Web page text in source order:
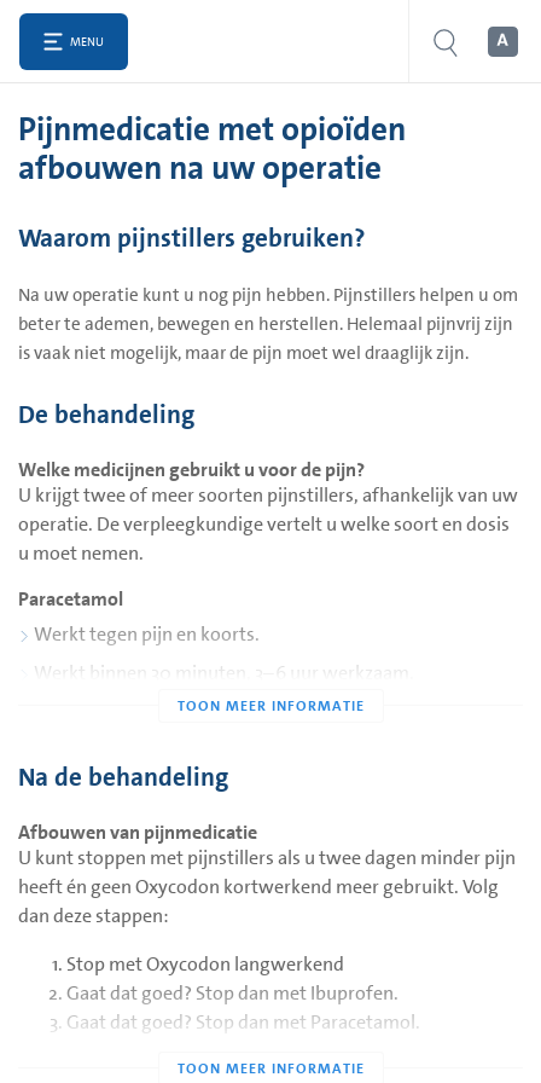
MENU
Pijnmedicatie met opioïden
afbouwen na uw operatie
Waarom pijnstillers gebruiken?
Na uw operatie kunt u nog pijn hebben. Pijnstillers helpen u om
beter te ademen, bewegen en herstellen. Helemaal pijnvrij zijn
is vaak niet mogelijk, maar de pijn moet wel draaglijk zijn.
De behandeling
Welke medicijnen gebruikt u voor de pijn?
U krijgt twee of meer soorten pijnstillers, afhankelijk van uw
operatie. De verpleegkundige vertelt u welke soort en dosis
u moet nemen.
Paracetamol
Werkt tegen pijn en koorts.
Werkt binnen 30 minuten, 3–6 uur werkzaam.
Neem 4 keer per dag 1000 mg (2 tabletten van 500 mg).
Verkrijgbaar zonder recept.
Ibuprofen (als dit is voorgeschreven)
Werkt tegen pijn en ontstekingen.
Werkt binnen 1 uur, 6–8 uur werkzaam.
Maximaal 2 weken gebruiken.
Verkrijgbaar zonder recept
Soms wordt er een maagbeschermer bij dit medicijn
Na de behandeling
Afbouwen van pijnmedicatie
U kunt stoppen met pijnstillers als u twee dagen minder pijn
heeft én geen Oxycodon kortwerkend meer gebruikt. Volg
dan deze stappen:
Stop met Oxycodon langwerkend
Gaat dat goed? Stop dan met Ibuprofen.
Gaat dat goed? Stop dan met Paracetamol.